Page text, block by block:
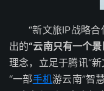
“新文旅IP战略
出的“云南只有一个
理念，立足于腾讯“
“一部手机游云南”智